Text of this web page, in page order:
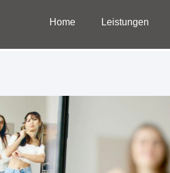
Home Leistungen
Home Leistungen